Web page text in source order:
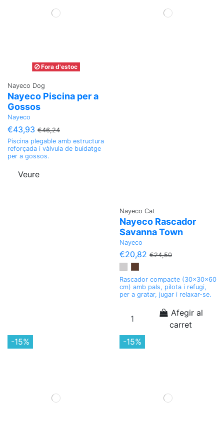
Fora d'estoc
Nayeco Dog
Nayeco Piscina per a
Gossos
Nayeco
€43,93 €46,24
Piscina plegable amb estructura
reforçada i vàlvula de buidatge
per a gossos.
Veure
Nayeco Cat
Nayeco Rascador
Savanna Town
Nayeco
€20,82 €24,50
Rascador compacte (30x30x60
cm) amb pals, pilota i refugi,
per a gratar, jugar i relaxar-se.
Afegir al
carret
-15%
-15%